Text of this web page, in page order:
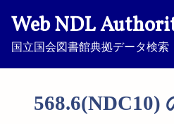
Web NDL
国立国会図書館典拠データ検索
568.6(NDC10)